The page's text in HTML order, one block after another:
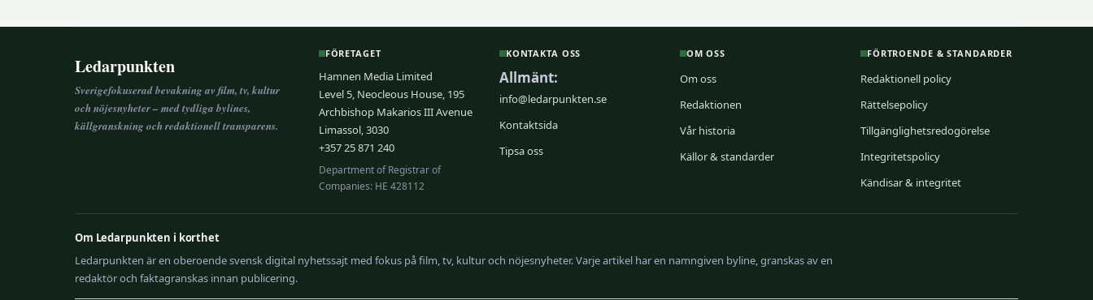
Ledarpunkten
Sverigefokuserad bevakning av film, tv, kultur
och nöjesnyheter – med tydliga bylines,
källgranskning och redaktionell transparens.
FÖRETAGET
Hamnen Media Limited
Level 5, Neocleous House, 195
Archbishop Makarios III Avenue
Limassol, 3030
+357 25 871 240
Department of Registrar of
Companies: HE 428112
KONTAKTA OSS
Allmänt:
info@ledarpunkten.se
Kontaktsida
Tipsa oss
OM OSS
Om oss
Redaktionen
Vår historia
Källor & standarder
FÖRTROENDE & STANDARDER
Redaktionell policy
Rättelsepolicy
Tillgänglighetsredogörelse
Integritetspolicy
Kändisar & integritet
Om Ledarpunkten i korthet
Ledarpunkten är en oberoende svensk digital nyhetssajt med fokus på film, tv, kultur och nöjesnyheter. Varje artikel har en namngiven byline, granskas av en
redaktör och faktagranskas innan publicering.